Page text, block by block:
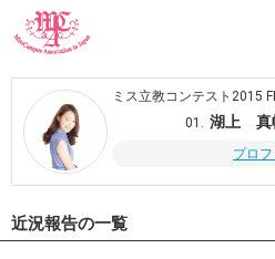
ミス立教コンテスト2015
01. 湖上 真
プロ
近況報告の一覧